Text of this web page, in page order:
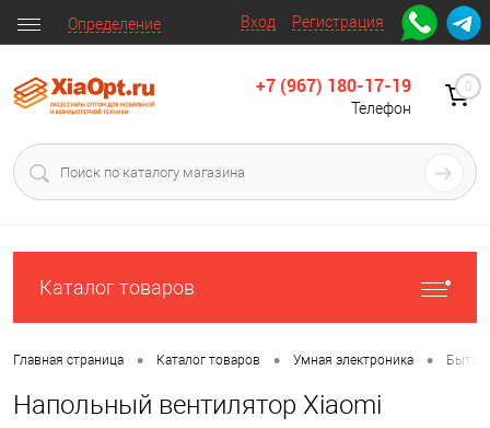
Вход Регистрация
Определение
+7 (967) 180-17-19
Телефон
0
Каталог товаров
Главная страница • Каталог товаров • Умная электроника •
Напольный вентилятор Xiaomi